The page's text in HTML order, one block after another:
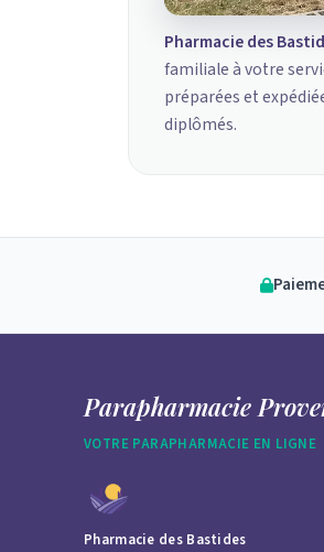
Pharmacie des
familiale à votre
préparées et
diplômés.
Parapharmacie
VOTRE PARAPHARMACIE EN LIGNE
Pharmacie des Bastides